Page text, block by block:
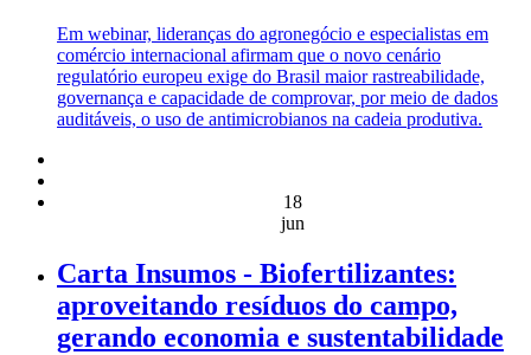
Em webinar, lideranças do agronegócio e especialistas em
comércio internacional afirmam que o novo cenário
regulatório europeu exige do Brasil maior rastreabilidade,
governança e capacidade de comprovar, por meio de dados
auditáveis, o uso de antimicrobianos na cadeia produtiva.
18
jun
Carta Insumos - Biofertilizantes:
aproveitando resíduos do campo,
gerando economia e sustentabilidade